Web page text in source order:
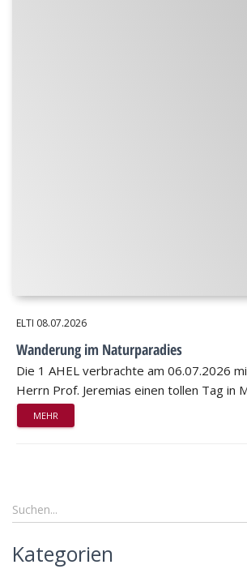
ELTI 08.07.2026
Wanderung im Naturparadies
Die 1 AHEL verbrachte am 06.07.2026
Herrn Prof. Jeremias einen tollen Tag in
MEHR
Kategorien